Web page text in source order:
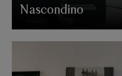
Nascondino